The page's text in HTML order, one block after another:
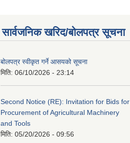
सार्वजनिक खरिद/बोलपत्र सूचना
बोलपत्र स्वीकृत गर्ने आसयको सूचना
मिति: 06/10/2026 - 23:14
Second Notice (RE): Invitation for Bids for
Procurement of Agricultural Machinery
and Tools
मिति: 05/20/2026 - 09:56